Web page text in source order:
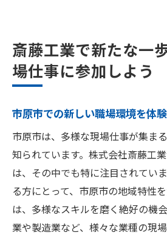
斎藤工業で新たな一
場仕事に参加しよう
市原市での新しい職場環境を体
市原市は、多様な現場仕事が集ま
知られています。株式会社斎藤工
は、その中でも特に注目されてい
る方にとって、市原市の地域特性
は、多様なスキルを磨く絶好の機
業や製造業など、様々な業種の現